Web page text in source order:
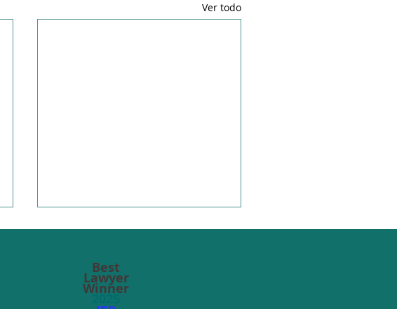
Ver todo
Best
Lawyer
Winner
2025